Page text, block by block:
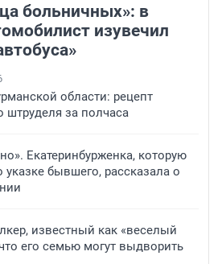
больничных»: в
изувечил
области: рецепт
штруделя за полчаса
Екатеринбурженка, которую
бывшего, рассказала о
известный как «веселый
его семью могут выдворить